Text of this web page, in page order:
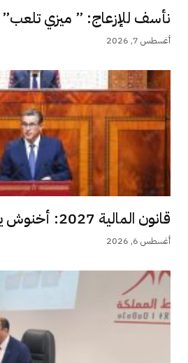
نأسف للإزعاج: ” ميزي تلعب”
أغسطس 7, 2026
قانون المالية 2027: أخنوش يبقي على دعم...
أغسطس 6, 2026